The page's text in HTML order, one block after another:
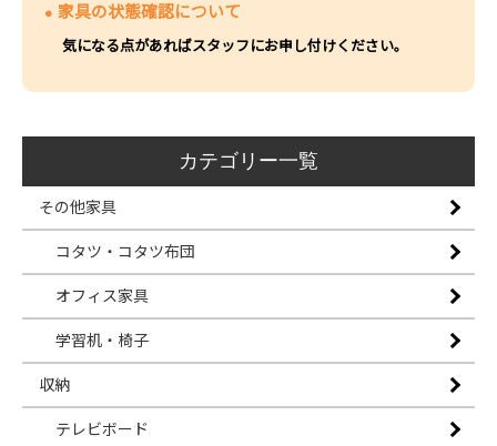
カテゴリー一覧
その他家具
コタツ・コタツ布団
オフィス家具
学習机・椅子
収納
テレビボード
家具の状態確認について
気になる点があればスタッフにお申し付けください。